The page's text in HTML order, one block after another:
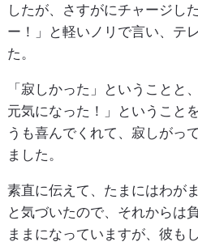
したが、さすがにチャージし
ー！」と軽いノリで言い、テ
た。
「寂しかった」ということと
元気になった！」ということ
うも喜んでくれて、寂しがっ
ました。
素直に伝えて、たまにはわが
と気づいたので、それからは
ままになっていますが、彼も